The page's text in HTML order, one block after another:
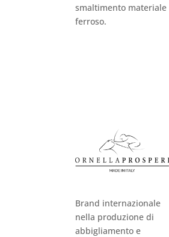
smaltimento materiale
ferroso.
Brand internazionale
nella produzione di
abbigliamento e